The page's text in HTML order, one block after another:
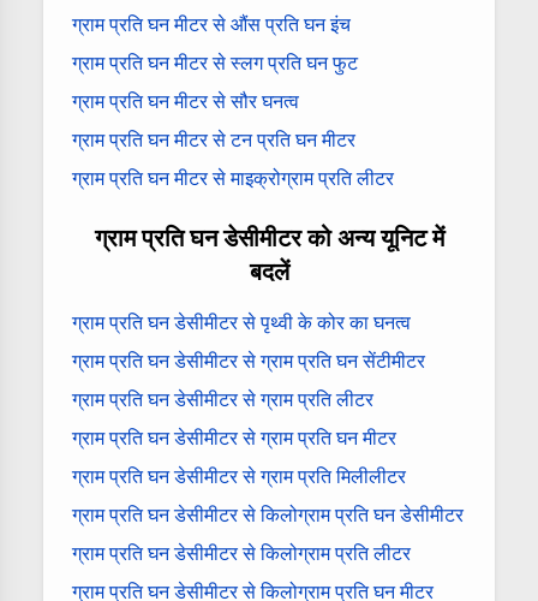
ग्राम प्रति घन मीटर से औंस प्रति घन इंच
ग्राम प्रति घन मीटर से स्लग प्रति घन फुट
ग्राम प्रति घन मीटर से सौर घनत्व
ग्राम प्रति घन मीटर से टन प्रति घन मीटर
ग्राम प्रति घन मीटर से माइक्रोग्राम प्रति लीटर
ग्राम प्रति घन डेसीमीटर को अन्य यूनिट में
बदलें
ग्राम प्रति घन डेसीमीटर से पृथ्वी के कोर का घनत्व
ग्राम प्रति घन डेसीमीटर से ग्राम प्रति घन सेंटीमीटर
ग्राम प्रति घन डेसीमीटर से ग्राम प्रति लीटर
ग्राम प्रति घन डेसीमीटर से ग्राम प्रति घन मीटर
ग्राम प्रति घन डेसीमीटर से ग्राम प्रति मिलीलीटर
ग्राम प्रति घन डेसीमीटर से किलोग्राम प्रति घन डेसीमीटर
ग्राम प्रति घन डेसीमीटर से किलोग्राम प्रति लीटर
ग्राम प्रति घन डेसीमीटर से किलोग्राम प्रति घन मीटर